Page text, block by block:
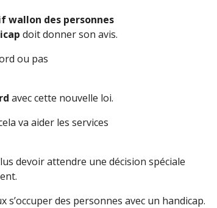
wallon des personnes
doit donner son avis.
ou pas
avec cette nouvelle loi.
va aider les services
devoir attendre une décision spéciale
s’occuper des personnes avec un handicap.